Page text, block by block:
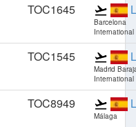
TOC1645
Barcelona
International
TOC1545
Madrid
International
TOC8949
Málaga